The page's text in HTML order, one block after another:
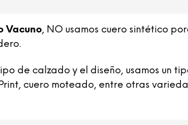
Vacuno, NO usamos cuero sintético
de calzado y el diseño, usamos un
cuero moteado, entre otras